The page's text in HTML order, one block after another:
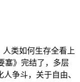
类如何生存全看上
塞》完结了，多层
争斗，关于自由、